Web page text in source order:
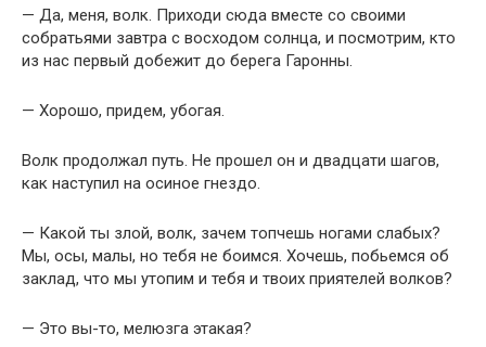
— Да, меня, волк. Приходи сюда вместе со своими
собратьями завтра с восходом солнца, и посмотрим, кто
из нас первый добежит до берега Гаронны.
— Хорошо, придем, убогая.
Волк продолжал путь. Не прошел он и двадцати шагов,
как наступил на осиное гнездо.
— Какой ты злой, волк, зачем топчешь ногами слабых?
Мы, осы, малы, но тебя не боимся. Хочешь, побьемся об
заклад, что мы утопим и тебя и твоих приятелей волков?
— Это вы-то, мелюзга этакая?